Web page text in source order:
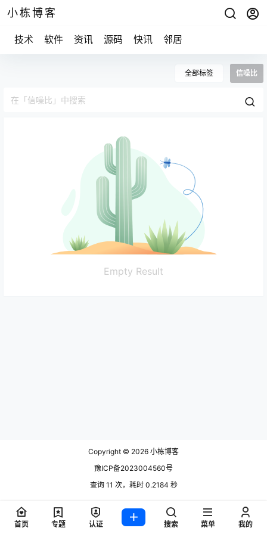
小栋博客
技术 软件 资讯 源码 快讯 邻居
全部标签 信噪比
Empty Result
Copyright © 2026 小栋博客
豫ICP备2023004560号
查询 11 次，耗时 0.2184 秒
首页 专题 认证 搜索 菜单 我的